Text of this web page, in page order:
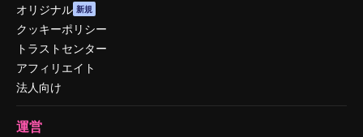
オリジナル 新規
クッキーポリシー
トラストセンター
アフィリエイト
法人向け
運営